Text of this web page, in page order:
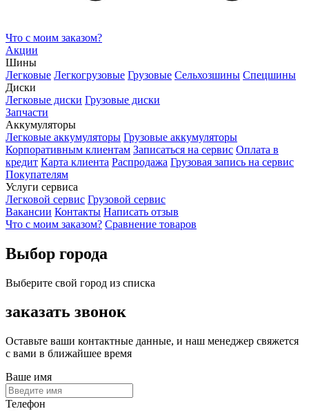
Что с моим заказом?
Акции
Шины
Легковые Легкогрузовые Грузовые Сельхозшины Спецшины
Диски
Легковые диски Грузовые диски
Запчасти
Аккумуляторы
Легковые аккумуляторы Грузовые аккумуляторы
Корпоративным клиентам Записаться на сервис Оплата в
кредит Карта клиента Распродажа Грузовая запись на сервис
Покупателям
Услуги сервиса
Легковой сервис Грузовой сервис
Вакансии Контакты Написать отзыв
Что с моим заказом? Сравнение товаров
Выбор города
Выберите свой город из списка
заказать звонок
Оставьте ваши контактные данные, и наш менеджер свяжется
с вами в ближайшее время
Ваше имя
Телефон